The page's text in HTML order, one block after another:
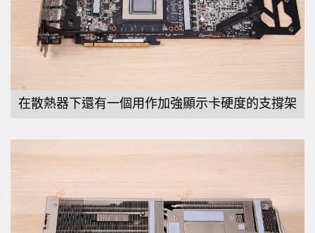
在散熱器下還有一個用作加強顯示卡硬度的支撐架